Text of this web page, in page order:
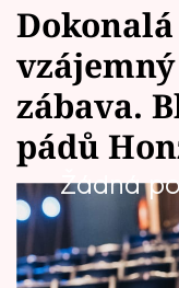
Témata
Celebrity
Vztahy
Seriály
zábava.
pádů
Žádná
Během
7 pádů Honzy
stříbru skupiny